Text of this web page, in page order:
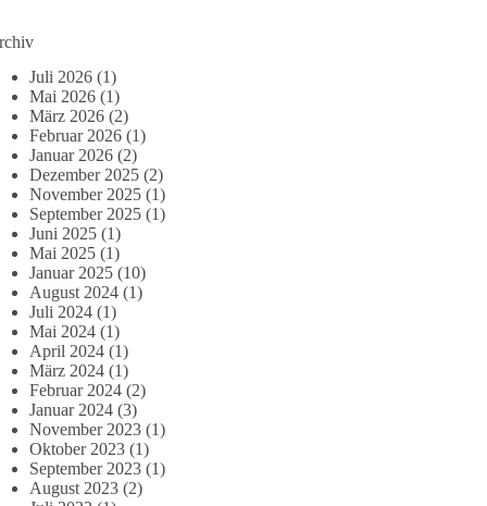
Juli 2026 (1)
Mai 2026 (1)
März 2026 (2)
Februar 2026 (1)
Januar 2026 (2)
Dezember 2025 (2)
November 2025 (1)
September 2025 (1)
Juni 2025 (1)
Mai 2025 (1)
Januar 2025 (10)
August 2024 (1)
Juli 2024 (1)
Mai 2024 (1)
April 2024 (1)
März 2024 (1)
Februar 2024 (2)
Januar 2024 (3)
November 2023 (1)
Oktober 2023 (1)
September 2023 (1)
August 2023 (2)